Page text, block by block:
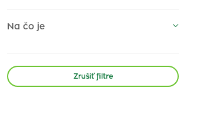
Na čo je
Zrušiť filtre